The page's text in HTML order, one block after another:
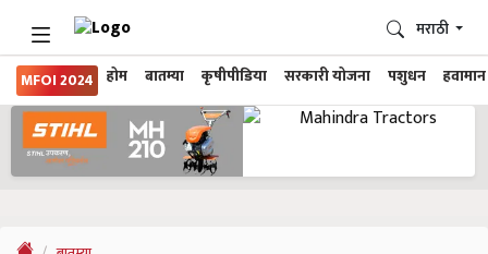
MFOI 2024 होम बातम्या कृषीपीडिया सरकारी योजना पशुधन हवामान
मराठी